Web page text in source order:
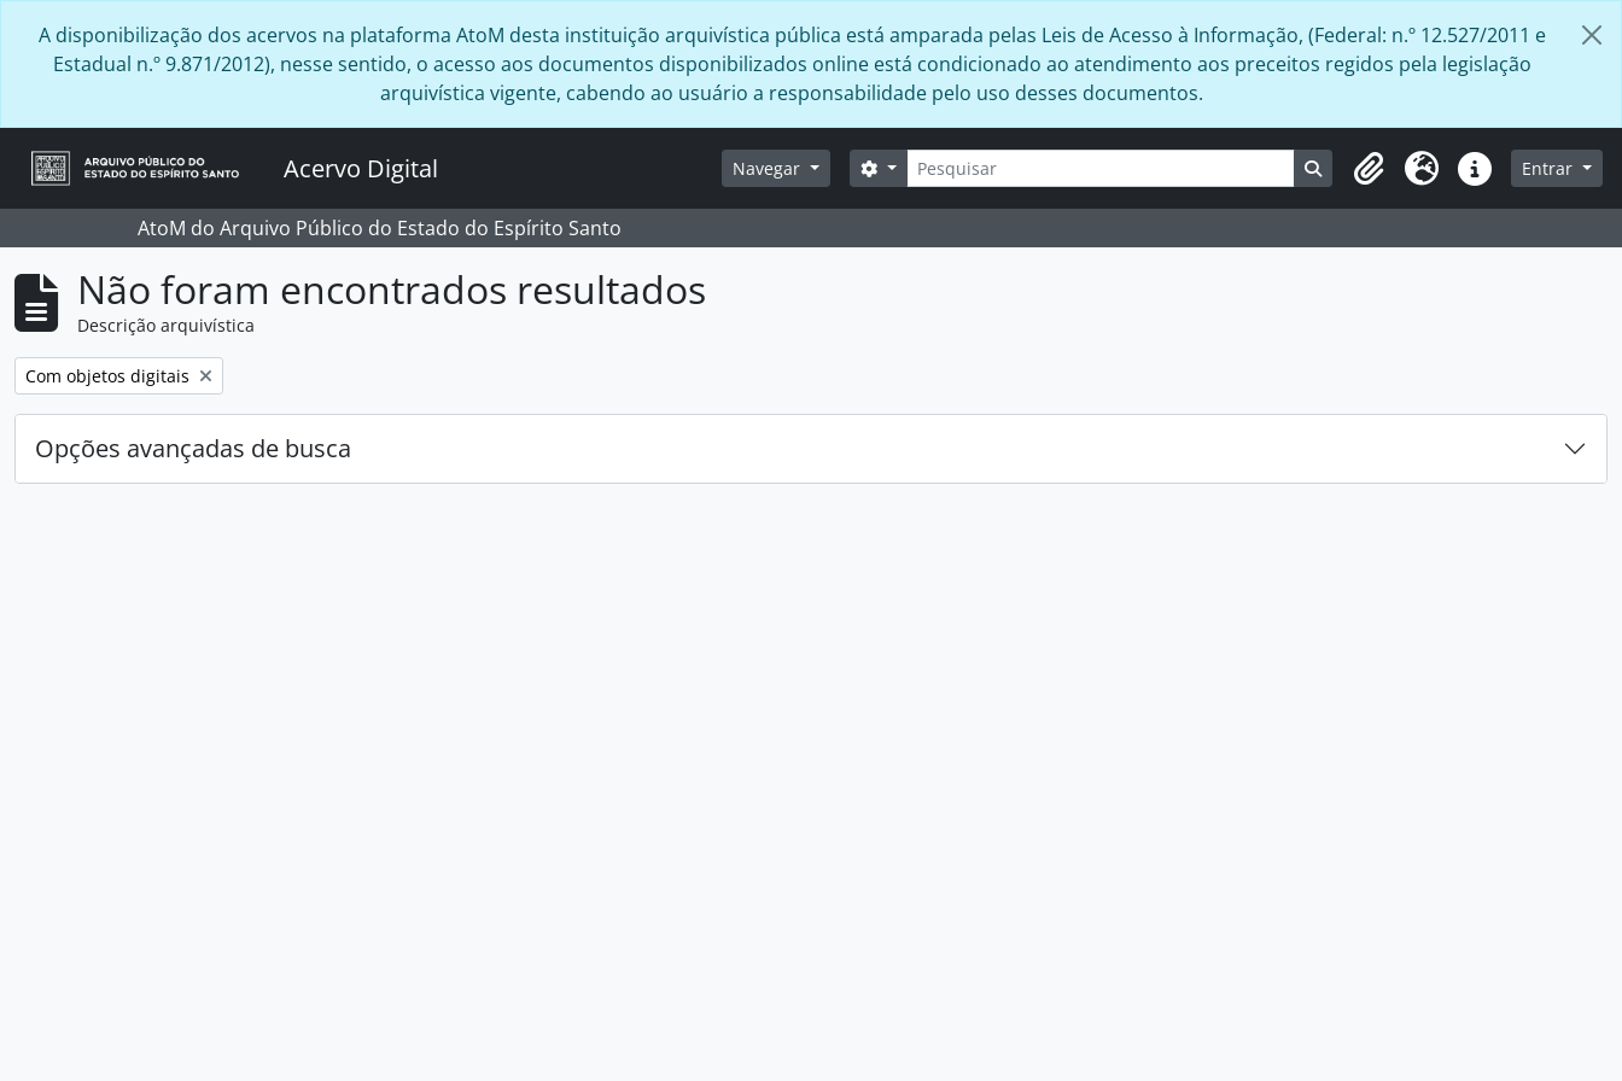
A disponibilização dos acervos na plataforma AtoM desta instituição arquivística pública está amparada pelas Leis de Acesso à Informação, (Federal: n.º 12.527/2011 e
Estadual n.º 9.871/2012), nesse sentido, o acesso aos documentos disponibilizados online está condicionado ao atendimento aos preceitos regidos pela legislação
arquivística vigente, cabendo ao usuário a responsabilidade pelo uso desses documentos.
Acervo Digital Navegar Buscar
Opções de busca Busque na página de navegação
Área de Transferência
Idioma Atalhos Entrar
AtoM do Arquivo Público do Estado do Espírito Santo
Não foram encontrados resultados
Descrição arquivística
Remover filtro:
Com objetos digitais
Opções avançadas de busca